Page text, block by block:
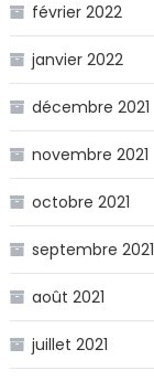
février 2022
janvier 2022
décembre 2021
novembre 2021
octobre 2021
septembre 2021
août 2021
juillet 2021